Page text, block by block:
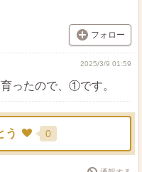
フォロー
2025/3/9 01:59
ったので、①です。
う 0